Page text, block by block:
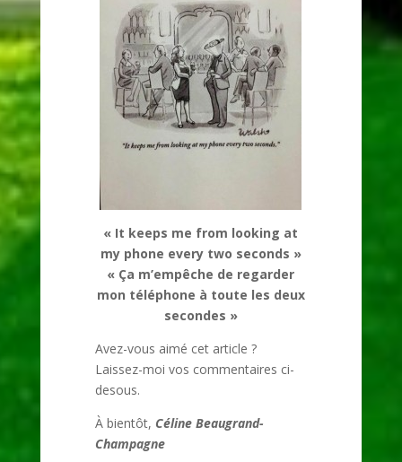
« It keeps me from looking at
my phone every two seconds »
« Ça m’empêche de regarder
mon téléphone à toute les deux
secondes »
Avez-vous aimé cet article ?
Laissez-moi vos commentaires ci-
desous.
À bientôt, Céline Beaugrand-
Champagne